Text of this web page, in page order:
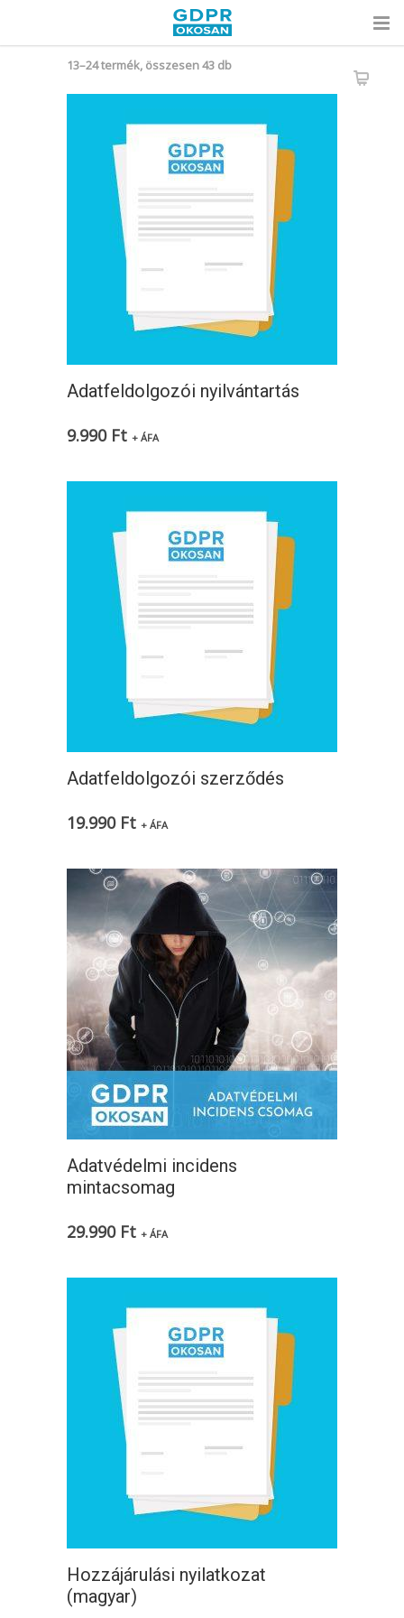
13–24 termék, összesen 43 dbSorted
Adatfeldolgozói nyilvántartás
9.990 Ft + ÁFA
Adatfeldolgozói szerződés
19.990 Ft + ÁFA
Adatvédelmi incidens
mintacsomag
29.990 Ft + ÁFA
Hozzájárulási nyilatkozat
(magyar)